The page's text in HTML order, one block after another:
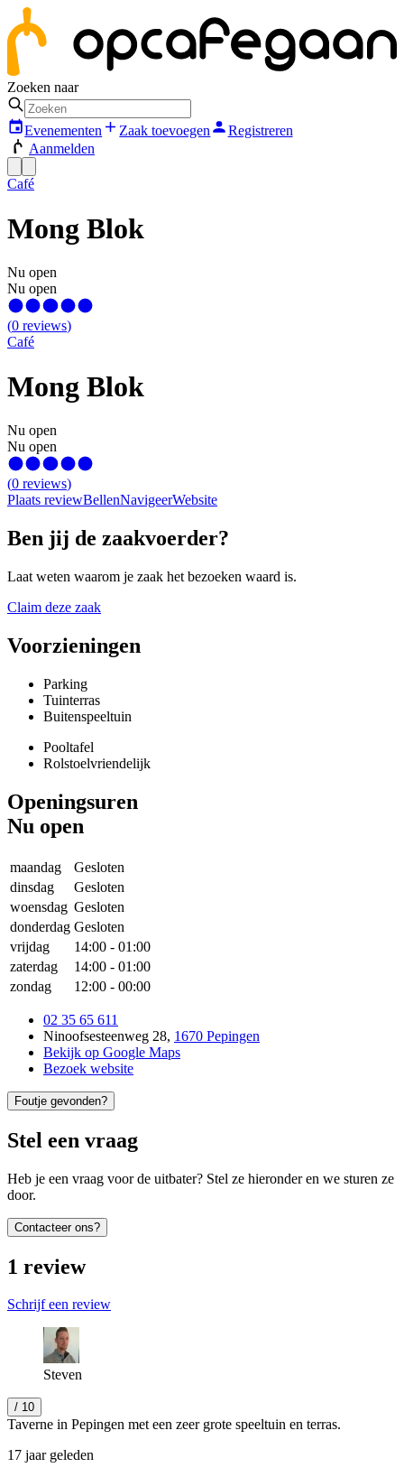
Zoeken naar
Evenementen Zaak toevoegen
Registreren
Aanmelden
Café
Mong Blok
Nu open
Nu open
(0 reviews)
Café
Mong Blok
Nu open
Nu open
(0 reviews)
Plaats reviewBellenNavigeerWebsite
Ben jij de zaakvoerder?
Laat weten waarom je zaak het bezoeken waard is.
Claim deze zaak
Voorzieningen
Parking
Tuinterras
Buitenspeeltuin
Pooltafel
Rolstoelvriendelijk
Openingsuren
Nu open
maandag
Gesloten
dinsdag
Gesloten
woensdag Gesloten
donderdag Gesloten
vrijdag
14:00 - 01:00
zaterdag
14:00 - 01:00
zondag
12:00 - 00:00
02 35 65 611
Ninoofsesteenweg 28, 1670 Pepingen
Bekijk op Google Maps
Bezoek website
Foutje gevonden?
Stel een vraag
Heb je een vraag voor de uitbater? Stel ze hieronder en we sturen ze
door.
Contacteer ons?
1 review
Schrijf een review
Steven
/ 10
Taverne in Pepingen met een zeer grote speeltuin en terras.
17 jaar geleden